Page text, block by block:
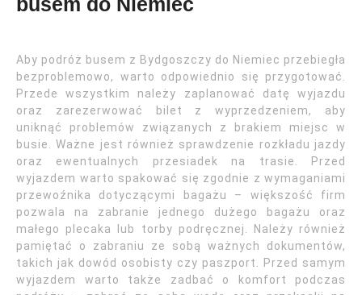
Aby podróż busem z Bydgoszczy do Niemiec przebiegła
bezproblemowo, warto odpowiednio się przygotować.
Przede wszystkim należy zaplanować datę wyjazdu
oraz zarezerwować bilet z wyprzedzeniem, aby
uniknąć problemów związanych z brakiem miejsc w
busie. Ważne jest również sprawdzenie rozkładu jazdy
oraz ewentualnych przesiadek na trasie. Przed
wyjazdem warto spakować się zgodnie z wymaganiami
przewoźnika dotyczącymi bagażu – większość firm
pozwala na zabranie jednego dużego bagażu oraz
małego plecaka lub torby podręcznej. Należy również
pamiętać o zabraniu ze sobą ważnych dokumentów,
takich jak dowód osobisty czy paszport. Przed samym
wyjazdem warto także zadbać o komfort podczas